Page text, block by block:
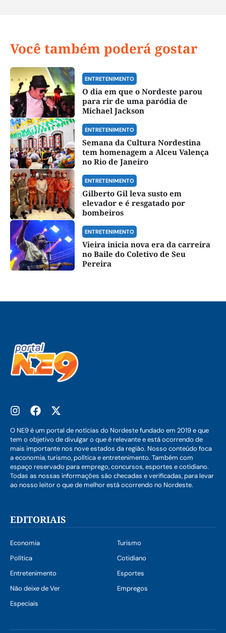
Você também poderá gostar
ENTRETENIMENTO
O dia em que o Nordeste parou
para rir de uma paródia de
Michael Jackson
ENTRETENIMENTO
Semana da Cultura Nordestina
tem homenagem a Alceu Valença
no Rio de Janeiro
ENTRETENIMENTO
Gilberto Gil leva susto em
elevador e é resgatado por
bombeiros
ENTRETENIMENTO
Vieira inicia nova era da carreira
no Baile do Coletivo de Seu
Pereira
O NE9 é um portal de notícias do Nordeste fundado em 2019 e que
tem o objetivo de divulgar o que é relevante e está ocorrendo de
mais importante nos nove estados da região. Nosso conteúdo foca
a economia, turismo, política e entretenimento. Também com
espaço reservado para emprego, concursos, esportes e cotidiano.
Todas as nossas informações são checadas e verificadas, para levar
ao nosso leitor o que de melhor está ocorrendo no Nordeste.
EDITORIAIS
Economia
Turismo
Política
Cotidiano
Entretenimento
Esportes
Não deixe de Ver
Empregos
Especiais